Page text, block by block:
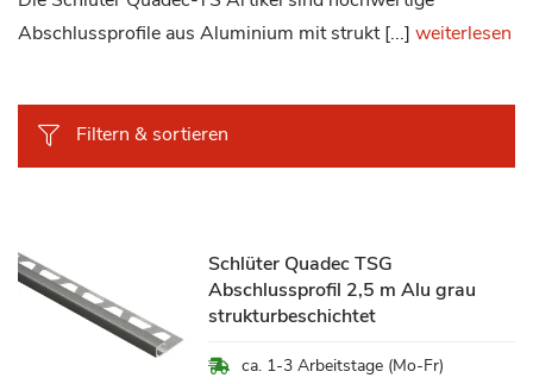
Abschlussprofile aus Aluminium mit strukt [...] weiterlesen
Filtern & sortieren
Schlüter Quadec TSG
Abschlussprofil 2,5 m Alu grau
strukturbeschichtet
ca. 1-3 Arbeitstage (Mo-Fr)